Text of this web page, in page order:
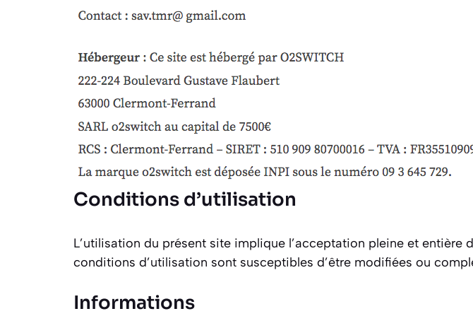
Conditions d’utilisation
L’utilisation du présent site implique l’acceptation pleine et
conditions d’utilisation sont susceptibles d’être modifiées ou
Informations